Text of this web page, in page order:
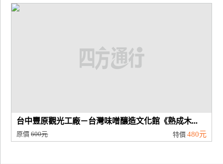
商
台中豐原觀光工廠－台灣味噌釀造文化館《熟成木...
原價600元 特價 480元